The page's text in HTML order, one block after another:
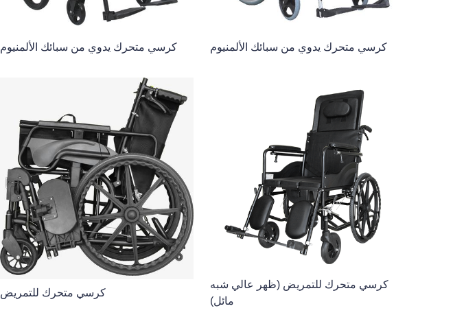
كرسي متحرك يدوي من سبائك الألمنيوم كرسي متحرك يدوي من سبائك الألمنيوم
كرسي متحرك للتمريض
كرسي متحرك للتمريض (ظهر عالي شبه
مائل)